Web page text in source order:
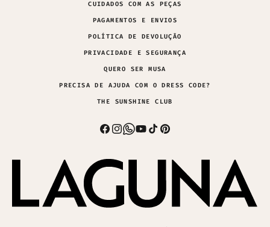
CUIDADOS COM AS PEÇAS
PAGAMENTOS E ENVIOS
POLÍTICA DE DEVOLUÇÃO
PRIVACIDADE E SEGURANÇA
QUERO SER MUSA
PRECISA DE AJUDA COM O DRESS CODE?
THE SUNSHINE CLUB
Facebook
Instagram
Whatsapp
YouTube
TikTok